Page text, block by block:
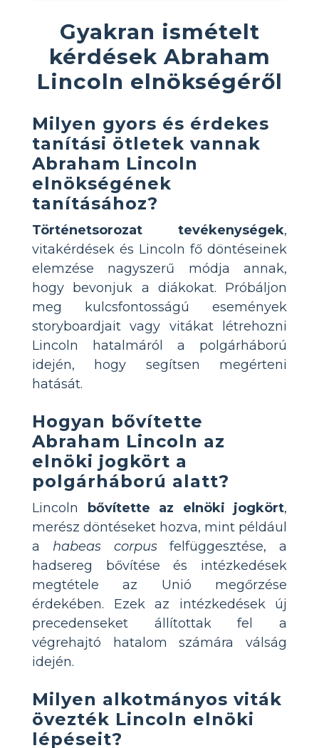
Gyakran ismételt
kérdések Abraham
Lincoln elnökségéről
Milyen gyors és érdekes
tanítási ötletek vannak
Abraham Lincoln
elnökségének
tanításához?
Történetsorozat tevékenységek,
vitakérdések és Lincoln fő döntéseinek
elemzése nagyszerű módja annak,
hogy bevonjuk a diákokat. Próbáljon
meg kulcsfontosságú események
storyboardjait vagy vitákat létrehozni
Lincoln hatalmáról a polgárháború
idején, hogy segítsen megérteni
hatását.
Hogyan bővítette
Abraham Lincoln az
elnöki jogkört a
polgárháború alatt?
Lincoln bővítette az elnöki jogkört,
merész döntéseket hozva, mint például
a habeas corpusfelfüggesztése, a
hadsereg bővítése és intézkedések
megtétele az Unió megőrzése
érdekében. Ezek az intézkedések új
precedenseket állítottak fel a
végrehajtó hatalom számára válság
idején.
Milyen alkotmányos viták
övezték Lincoln elnöki
lépéseit?